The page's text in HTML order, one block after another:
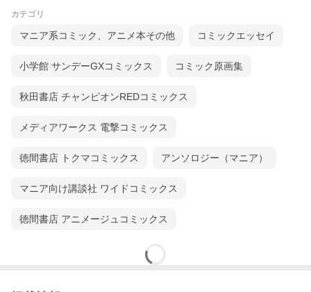
カテゴリ
マニア系コミック、アニメ本その他 コミックエッセイ
小学館 サンデーGXコミックス コミック原画集
秋田書店 チャンピオンREDコミックス
メディアワークス 電撃コミックス
徳間書店 トクマコミックス アンソロジー（マニア）
マニア向け講談社 ワイドコミックス
徳間書店 アニメージュコミックス